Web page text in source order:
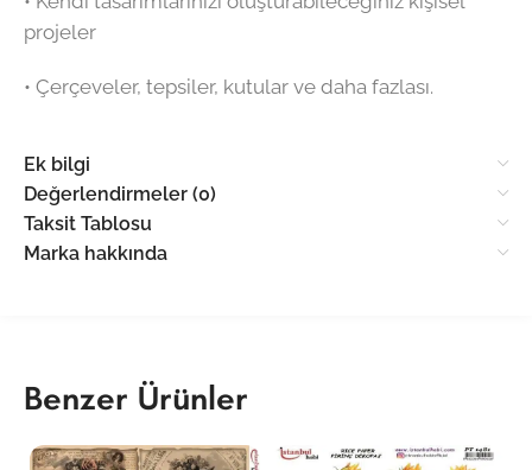
projeler
•⁠ ⁠Çerçeveler, tepsiler, kutular ve daha fazlası.
Ek bilgi
Değerlendirmeler (0)
Taksit Tablosu
Marka hakkında
Benzer Ürünler